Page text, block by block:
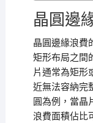
晶圓邊
晶圓邊緣浪費
矩形布局之間
片通常為矩形
近無法容納完
圓為例，當晶
浪費面積佔比